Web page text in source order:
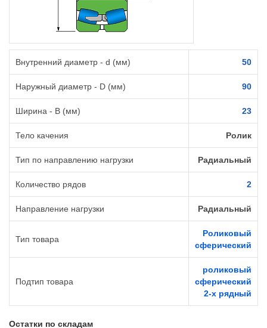
Внутренний диаметр - d (мм) 50
Наружный диаметр - D (мм) 90
Ширина - B (мм) 23
Тело качения Ролик
Тип по направлению нагрузки Радиальный
Количество рядов 2
Направление нагрузки Радиальный
Тип товара
Роликовый
сферический
Подтип товара
роликовый
сферический
2-х рядный
Остатки по складам